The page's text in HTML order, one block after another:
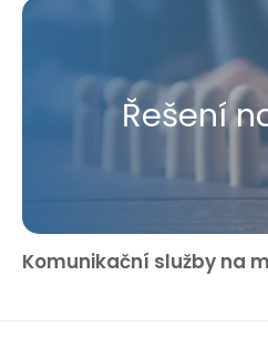
Řešení
Komunikační služby na